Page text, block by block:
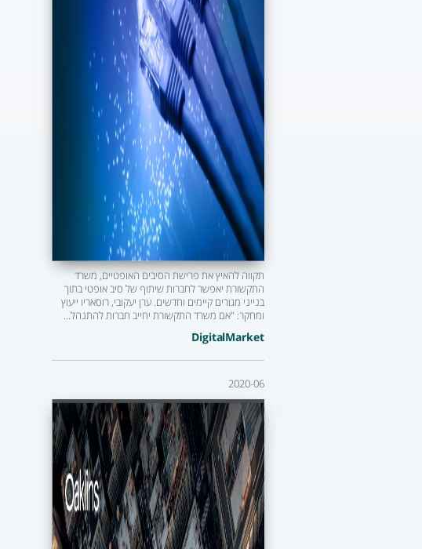
תקווה להאיץ את פרישת הסיבים האופטיים, משרד
התקשורת יאפשר לחברות שיתוף של סיב אופטי בתוך
בנייני מגורים קיימים וחדשים. ערן יעקובי, רוסאריו ייעוץ
ומחקר: "אם משרד התקשורת יחייב חברות להתנהל...
DigitalMarket
2020-06